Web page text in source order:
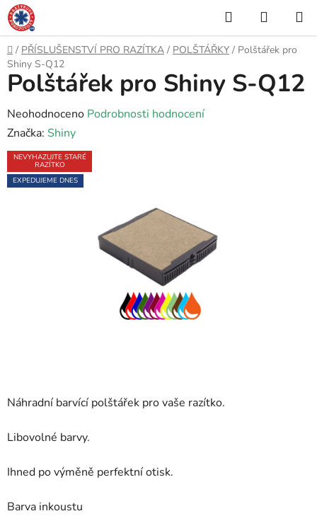
Přejít
na
obsah
Hledat
KOŠÍK
Domů
/ PŘÍSLUŠENSTVÍ PRO RAZÍTKA / POLŠTÁŘKY / Polštářek pro
Shiny S-Q12
Náhradní barvící polštářek pro vaše razítko.
Libovolné barvy.
Ihned po výměně perfektní otisk.
Barva inkoustu
Polštářek pro Shiny S-Q12
Průměrné
hodnocení
produktu
je
0,0
Neohodnoceno Podrobnosti hodnocení
Značka: Shiny
NEVYHAZUJTE STARÉ
RAZÍTKO
EXPEDUJEME DNES